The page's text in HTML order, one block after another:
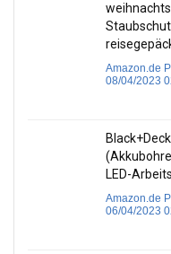
Amazon.de
08/04/2023
LED-
Amazon.de
06/04/2023